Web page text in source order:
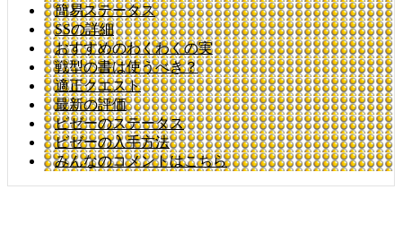
簡易ステータス
SSの詳細
おすすめのわくわくの実
戦型の書は使うべき？
適正クエスト
最新の評価
ビゼーのステータス
ビゼーの入手方法
みんなのコメントはこちら